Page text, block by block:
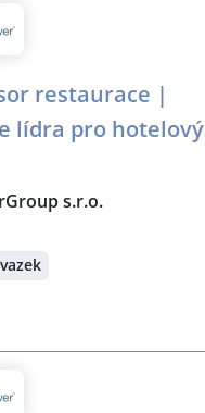
restaurace |
lídra pro hotelový
s.r.o.